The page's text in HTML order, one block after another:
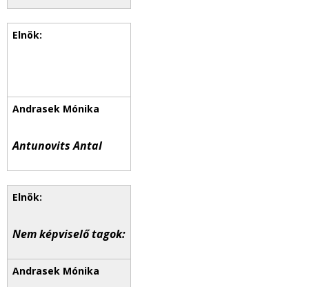
Antunovits Antal
Nem képviselő tagok: